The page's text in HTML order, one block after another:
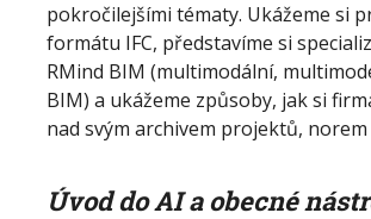
pokročilejšími tématy. Ukážeme si
formátu IFC, představíme si
RMind BIM (multimodální,
BIM) a ukážeme způsoby, jak si
nad svým archivem projektů,
Úvod do AI a obecné